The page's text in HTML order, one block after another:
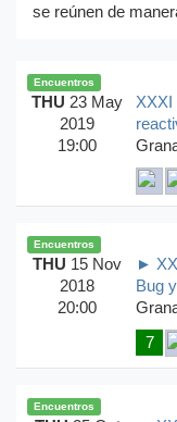
se reúnen de
Encuentros
THU 23 May
2019
19:00
XXXI
Encuentros
THU 15 Nov
2018
20:00
►
Bug
7
Encuentros